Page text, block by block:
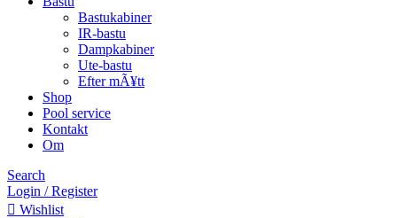
Bastukabiner
IR-bastu
Dampkabiner
Ute-bastu
Efter mÃ¥tt
Shop
Pool service
Kontakt
Om
Search
Login / Register
Wishlist